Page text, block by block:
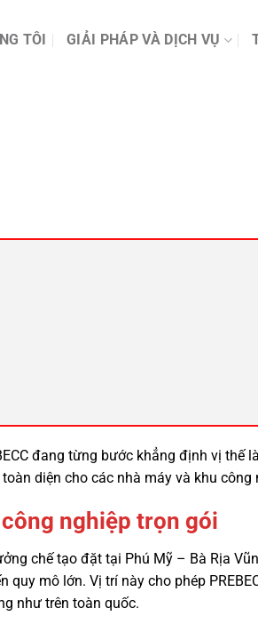
TÔI GIẢI PHÁP VÀ DỊCH VỤ
đang từng bước khẳng định vị thế
diện cho các nhà máy và khu công
nghiệp trọn gói
chế tạo đặt tại Phú Mỹ – Bà Rịa
mô lớn. Vị trí này cho phép
như trên toàn quốc.